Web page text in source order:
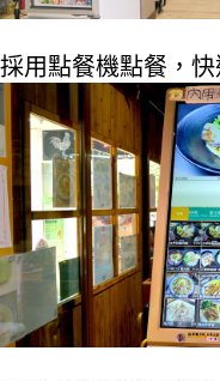
採用點餐機點餐，